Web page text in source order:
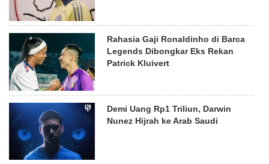
Rahasia Gaji Ronaldinho di Barca
Legends Dibongkar Eks Rekan
Patrick Kluivert
Demi Uang Rp1 Triliun, Darwin
Nunez Hijrah ke Arab Saudi